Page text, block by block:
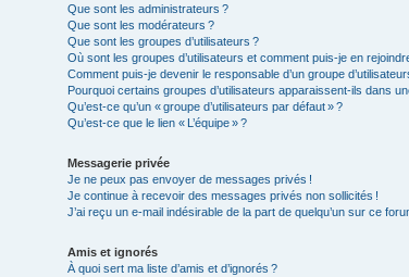
Que sont les administrateurs ?
Que sont les modérateurs ?
Que sont les groupes d’utilisateurs ?
Où sont les groupes d’utilisateurs et comment puis-je en
Comment puis-je devenir le responsable d’un groupe
Pourquoi certains groupes d’utilisateurs apparaissent-ils dans
Qu’est-ce qu’un « groupe d’utilisateurs par défaut » ?
Qu’est-ce que le lien « L’équipe » ?
Messagerie privée
Je ne peux pas envoyer de messages privés !
Je continue à recevoir des messages privés non sollicités !
J’ai reçu un e-mail indésirable de la part de quelqu’un sur ce
Amis et ignorés
À quoi sert ma liste d’amis et d’ignorés ?